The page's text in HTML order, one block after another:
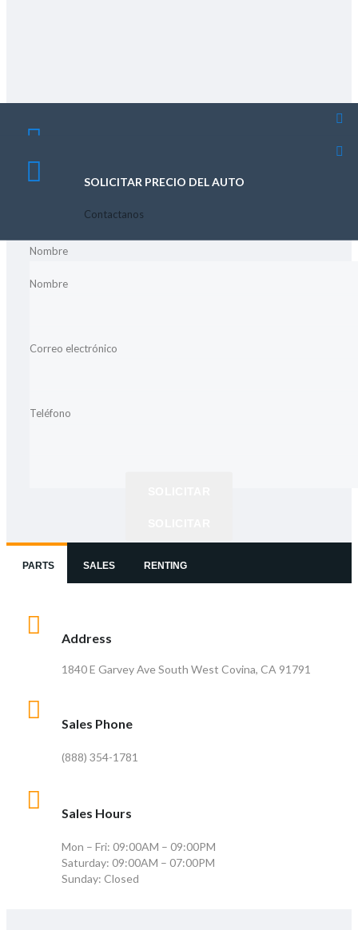
PARTS SALES RENTING
Address
1840 E Garvey Ave South West Covina, CA 91791
Sales Phone
(888) 354-1781
Sales Hours
Mon – Fri: 09:00AM – 09:00PM
Saturday: 09:00AM – 07:00PM
Sunday: Closed
SOLICITAR PRECIO DEL AUTO
Contactanos
Nombre
Correo electrónico
Teléfono
Contactanos
Nombre
SOLICITAR PRECIO DEL AUTO
Contactanos
Nombre
Correo electrónico
Teléfono